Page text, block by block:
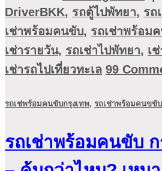
DriverBKK, รถตู้ไปพัทยา, รถ
เช่าพร้อมคนขับ, รถเช่าพร้อม
เช่ารายวัน, รถเช่าไปพัทยา, เ
เช่ารถไปเที่ยวทะเล 99
รถเช่พร้อมคนขับกรุงเทพ, รถเช่าพร้อมคนขขับ
รถเช่าพร้อมคนขับ ก